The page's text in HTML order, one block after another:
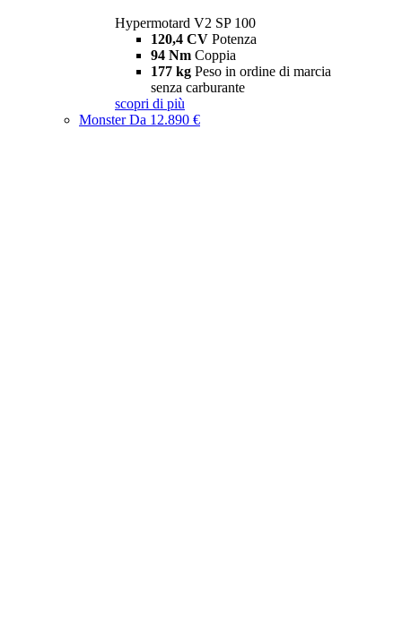
Hypermotard V2 SP 100
120,4 CV Potenza
94 Nm Coppia
177 kg Peso in ordine di marcia
senza carburante
scopri di più
MonsterDa 12.890 €